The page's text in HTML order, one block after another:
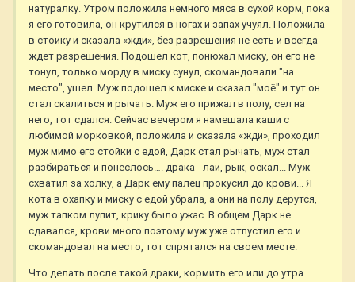
натуралку. Утром положила немного мяса в сухой корм, пока
я его готовила, он крутился в ногах и запах учуял. Положила
в стойку и сказала «жди», без разрешения не есть и всегда
ждет разрешения. Подошел кот, понюхал миску, он его не
тонул, только морду в миску сунул, скомандовали "на
место", ушел. Муж подошел к миске и сказал "моё" и тут он
стал скалиться и рычать. Муж его прижал в полу, сел на
него, тот сдался. Сейчас вечером я намешала каши с
любимой морковкой, положила и сказала «жди», проходил
муж мимо его стойки с едой, Дарк стал рычать, муж стал
разбираться и понеслось…. драка - лай, рык, оскал... Муж
схватил за холку, а Дарк ему палец прокусил до крови... Я
кота в охапку и миску с едой убрала, а они на полу дерутся,
муж тапком лупит, крику было ужас. В общем Дарк не
сдавался, крови много поэтому муж уже отпустил его и
скомандовал на место, тот спрятался на своем месте.
Что делать после такой драки, кормить его или до утра